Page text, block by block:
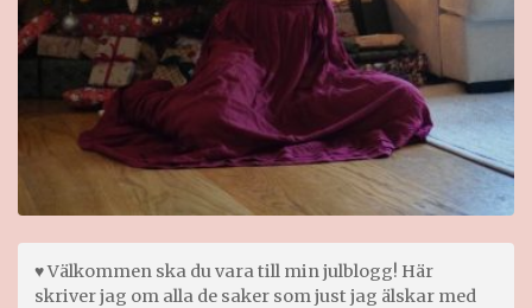
♥ Välkommen ska du vara till min julblogg! Här
skriver jag om alla de saker som just jag älskar med